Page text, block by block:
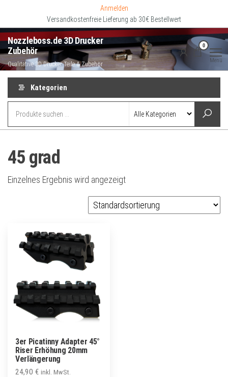
springen
Anmelden
Versandkostenfreie Lieferung ab 30€ Bestellwert
Nozzleboss.de 3D Drucker
Zubehör
Qualitative 3D Drucker Teile & Zubehör
0
Menü
Kategorien
45 grad
Einzelnes Ergebnis wird angezeigt
3er Picatinny Adapter 45°
Riser Erhöhung 20mm
Verlängerung
24,90 € inkl. MwSt.